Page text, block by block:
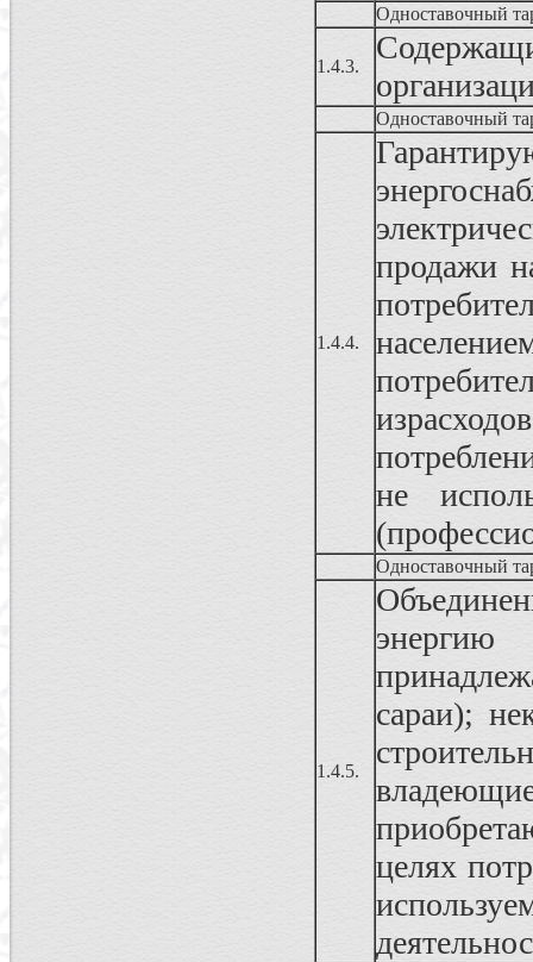
Одноставочный
1.4.3.
Одноставочный
1.4.4.
продажи
не
Одноставочный
1.4.5.
сараи);
целях